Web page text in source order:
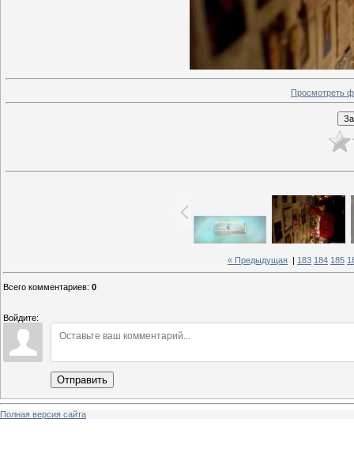
Просмотреть
« Предыдущая 183 184 185
Всего комментариев: 0
Войдите:
Отправить
Полная версия сайта